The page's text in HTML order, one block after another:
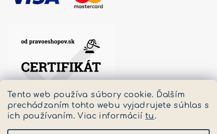
Tento web používa súbory cookie. Ďalším
prechádzaním tohto webu vyjadrujete súhlas s
ich používaním. Viac informácií tu .